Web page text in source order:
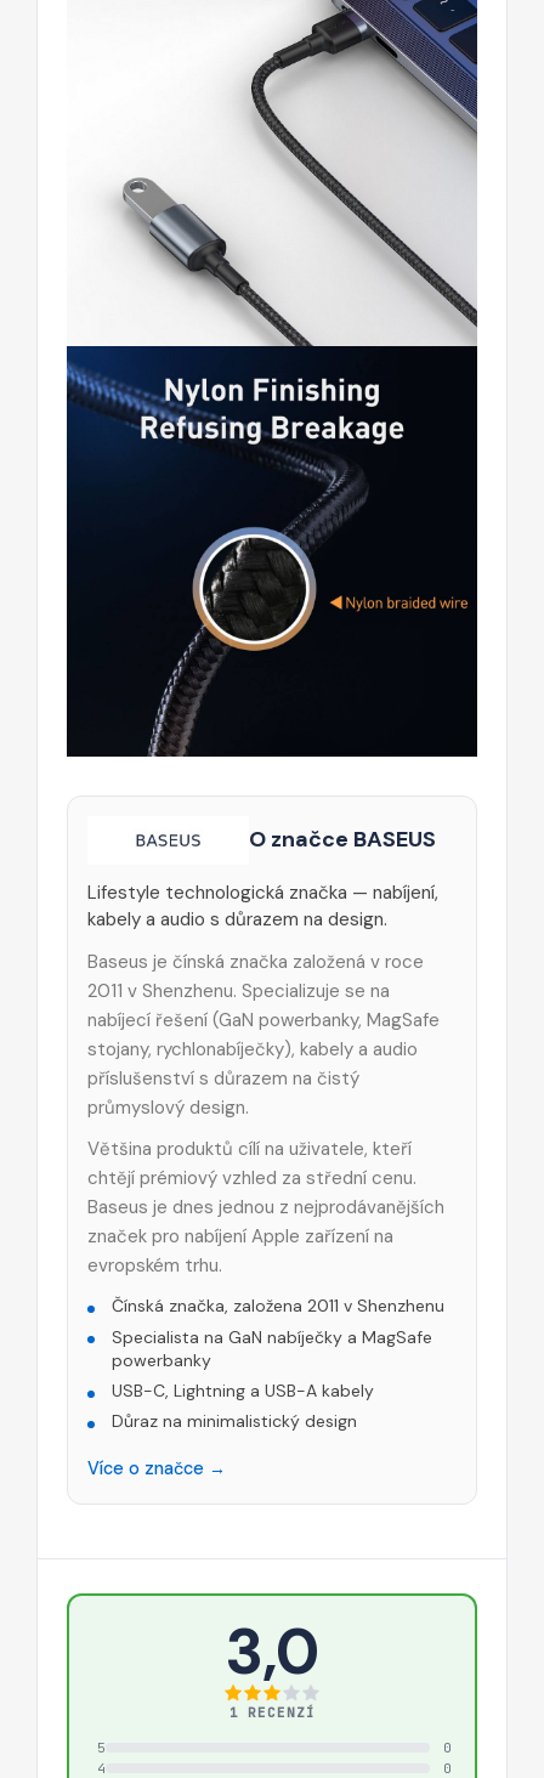
O značce BASEUS
Lifestyle technologická značka — nabíjení,
kabely a audio s důrazem na design.
Baseus je čínská značka založená v roce
2011 v Shenzhenu. Specializuje se na
nabíjecí řešení (GaN powerbanky, MagSafe
stojany, rychlonabíječky), kabely a audio
příslušenství s důrazem na čistý
průmyslový design.
Většina produktů cílí na uživatele, kteří
chtějí prémiový vzhled za střední cenu.
Baseus je dnes jednou z nejprodávanějších
značek pro nabíjení Apple zařízení na
evropském trhu.
Čínská značka, založena 2011 v Shenzhenu
Specialista na GaN nabíječky a MagSafe
powerbanky
USB-C, Lightning a USB-A kabely
Důraz na minimalistický design
Více o značce →
3,0
1 RECENZÍ
5
0
4
0